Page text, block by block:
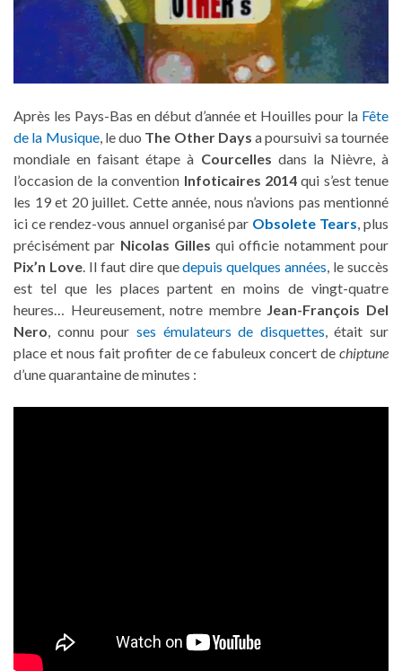
Après les Pays-Bas en début d’année et Houilles pour la Fête
de la Musique, le duo The Other Days a poursuivi sa tournée
mondiale en faisant étape à Courcelles dans la Nièvre, à
l’occasion de la convention Infoticaires 2014qui s’est tenue
les 19 et 20 juillet. Cette année, nous n’avions pas mentionné
ici ce rendez-vous annuel organisé par Obsolete Tears, plus
précisément par Nicolas Gilles qui officie notamment pour
Pix’n Love. Il faut dire quedepuis quelques années, le succès
est tel que les places partent en moins de vingt-quatre
heures… Heureusement, notre membre Jean-François Del
Nero, connu pour ses émulateurs de disquettes, était sur
place et nous fait profiter de ce fabuleux concert de chiptune
d’une quarantaine de minutes :